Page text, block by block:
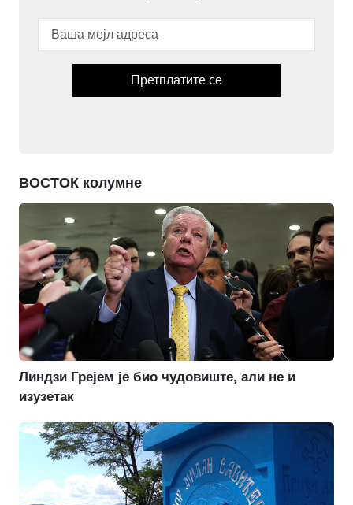
Претплатите се
ВОСТОК колумне
Линдзи Грејем је био чудовиште, али не и
изузетак